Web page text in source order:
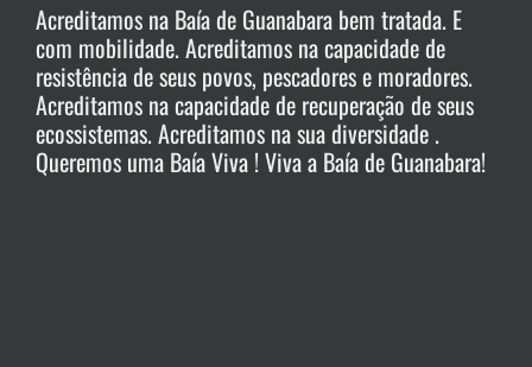
Acreditamos na Baía de Guanabara bem tratada. E
com mobilidade. Acreditamos na capacidade de
resistência de seus povos, pescadores e moradores.
Acreditamos na capacidade de recuperação de seus
ecossistemas. Acreditamos na sua diversidade .
Queremos uma Baía Viva ! Viva a Baía de Guanabara!